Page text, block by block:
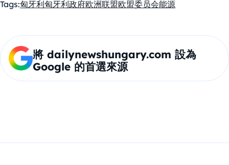
Tags:匈牙利匈牙利政府欧洲联盟欧盟委员会能源
將 dailynewshungary.com 設為
Google 的首選來源